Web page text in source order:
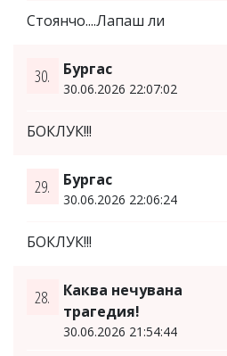
Стоянчо....Лапаш ли
30. Бургас
30.06.2026 22:07:02
БОКЛУК!!!
29. Бургас
30.06.2026 22:06:24
БОКЛУК!!!
28.
Каква нечувана
трагедия!
30.06.2026 21:54:44